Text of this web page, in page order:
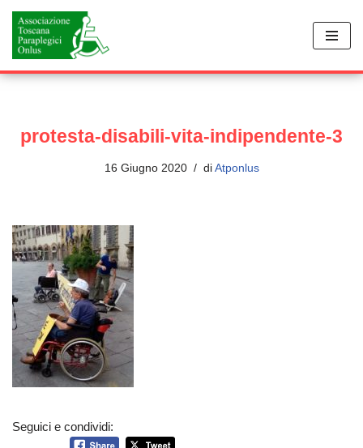
Vai
al
contenuto
protesta-disabili-vita-indipendente-3
16 Giugno 2020 di Atponlus
Seguici e condividi: